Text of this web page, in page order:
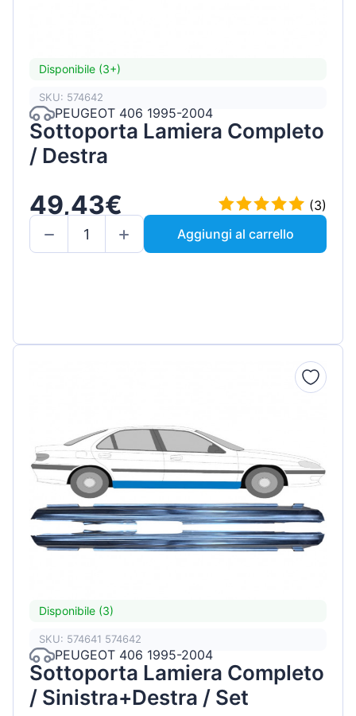
Disponibile (3+)
SKU: 574642
PEUGEOT 406 1995-2004
Sottoporta Lamiera Completo
/ Destra
49,43€
(3)
Aggiungi al carrello
Disponibile (3)
SKU: 574641 574642
PEUGEOT 406 1995-2004
Sottoporta Lamiera Completo
/ Sinistra+Destra / Set